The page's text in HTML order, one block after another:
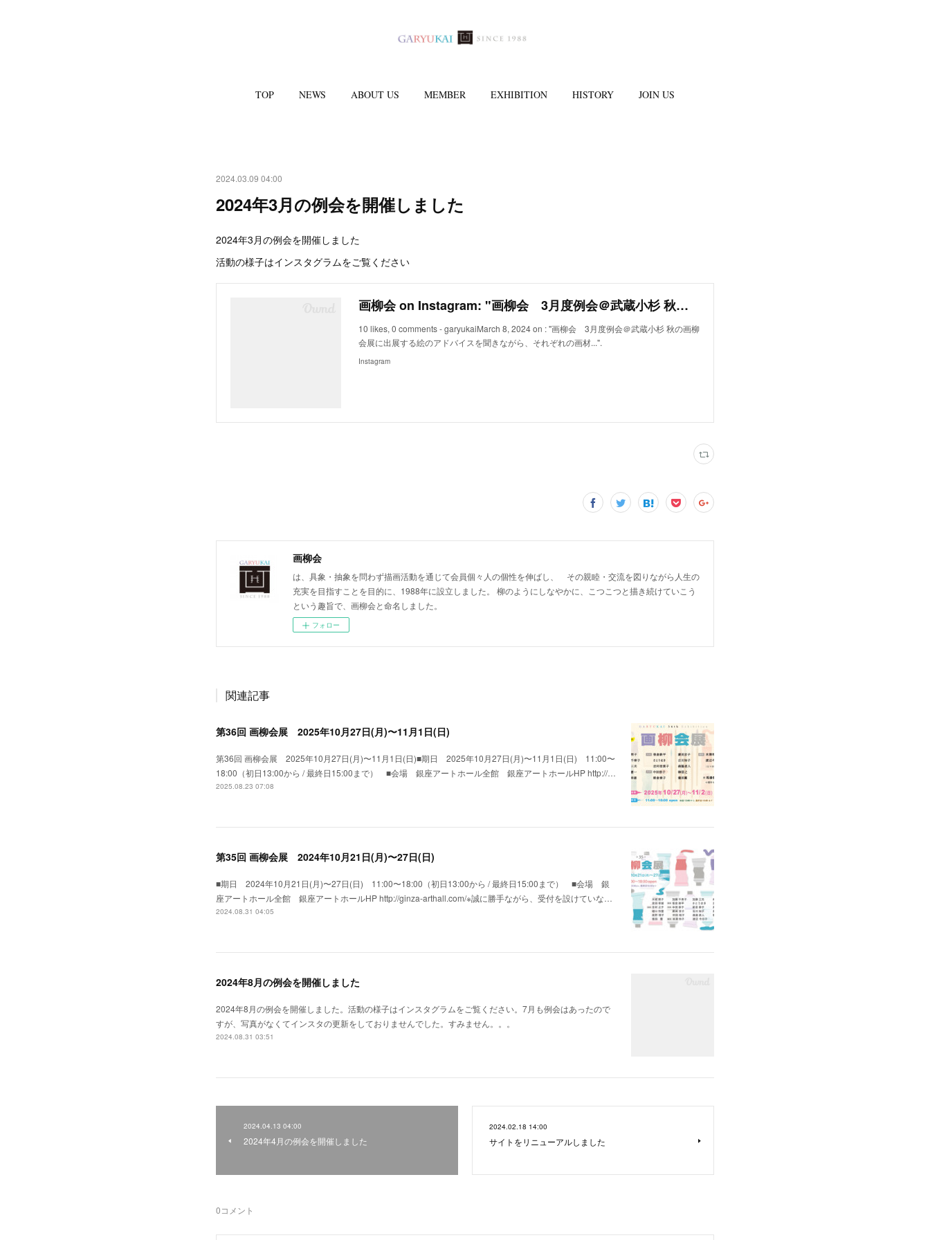
TOP NEWS ABOUT US MEMBER EXHIBITION HISTORY JOIN US
2024.03.09 04:00
2024年3月の例会を開催しました
2024年3月の例会を開催しました
活動の様子はインスタグラムをご覧ください
画柳会 on Instagram: "画柳会 3月度例会＠武蔵小杉 秋の画柳会展に出展する絵のアドバイスを聞きながら、それぞれの画材で花の絵を描きました。 今日は体験見学の方も2名参加されていました
10 likes, 0 comments - garyukaiMarch 8, 2024 on : "画柳会 3月度例会＠武蔵小杉 秋の画柳
会展に出展する絵のアドバイスを聞きながら、それぞれの画材...".
Instagram
画柳会
は、具象・抽象を問わず描画活動を通じて会員個々人の個性を伸ばし、 その親睦・交流を図りながら人生の
充実を目指すことを目的に、1988年に設立しました。 柳のようにしなやかに、こつこつと描き続けていこう
という趣旨で、画柳会と命名しました。
フォロー
関連記事
第36回 画柳会展 2025年10月27日(月)〜11月1日(日)
第36回 画柳会展 2025年10月27日(月)〜11月1日(日)■期日 2025年10月27日(月)〜11月1日(日) 11:00〜
18:00（初日13:00から / 最終日15:00まで） ■会場 銀座アートホール全館 銀座アートホールHP http://…
2025.08.23 07:08
第35回 画柳会展 2024年10月21日(月)〜27日(日)
■期日 2024年10月21日(月)〜27日(日) 11:00〜18:00（初日13:00から / 最終日15:00まで） ■会場 銀
座アートホール全館 銀座アートホールHP http://ginza-arthall.com/※誠に勝手ながら、受付を設けていな…
2024.08.31 04:05
2024年8月の例会を開催しました
2024年8月の例会を開催しました。活動の様子はインスタグラムをご覧ください。7月も例会はあったので
すが、写真がなくてインスタの更新をしておりませんでした。すみません。。。
2024.08.31 03:51
2024.04.13 04:00
2024年4月の例会を開催しました
2024.02.18 14:00
サイトをリニューアルしました
0コメント